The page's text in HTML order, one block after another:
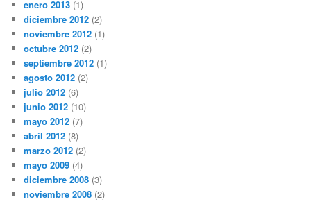
enero 2013 (1)
diciembre 2012 (2)
noviembre 2012 (1)
octubre 2012 (2)
septiembre 2012 (1)
agosto 2012 (2)
julio 2012 (6)
junio 2012 (10)
mayo 2012 (7)
abril 2012 (8)
marzo 2012 (2)
mayo 2009 (4)
diciembre 2008 (3)
noviembre 2008 (2)